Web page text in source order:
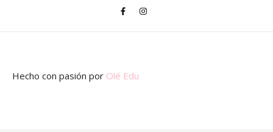
Hecho con pasión por Olé Edu